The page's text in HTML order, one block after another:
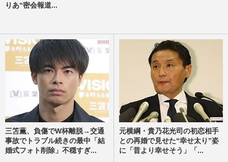
りあ“密会報道...
三笘薫、負傷でW杯離脱→交通
事故でトラブル続きの最中「結
婚式フォト削除」不穏すぎ...
元横綱・貴乃花光司の初恋相手
との再婚で見せた“幸せ太り”姿
に「昔より幸せそう」「...